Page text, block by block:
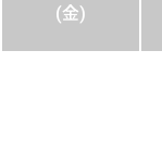
金